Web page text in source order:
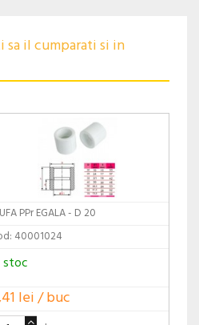
il cumparati si in
PPr EGALA - D 20
40001024
stoc
lei / buc